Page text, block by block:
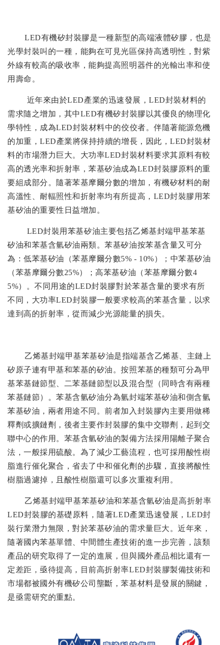
LED有機矽封裝膠是一種新型的高端液體矽膠，也是
光學封裝叫的一種，能夠在可見光區保持高透明性，對紫
外線有較高的吸收率，能夠提高照明器件的光輸出率和使
用壽命。
近年來由於LED產業的迅速發展，LED封裝材料的
需求隨之增加，其中LED有機矽封裝膠以其優良的物理化
學特性，成為LED封裝材料中的佼佼者。伴隨著能源危機
的加重，LED產業將保持持續的增長，因此，LED封裝材
料的市場潛力巨大。大功率LED封裝材料要求其原料有較
高的透光率和折射率，苯基矽油成為LED封裝膠原料的重
要組成部分。隨著苯基摩爾分數的增加，有機矽材料的耐
高溫性、耐輻照性和折射率均有所提高， LED封裝膠用苯
基矽油的重要性日益增加。
LED封裝用苯基矽油主要包括乙烯基封端甲基苯基
矽油和苯基含氫矽油兩類。苯基矽油按苯基含量又可分
為：低苯基矽油（苯基摩爾分數5% - 10%）；中苯基矽油
（苯基摩爾分數25%）；高苯基矽油（苯基摩爾分數4
5%）。不同用途的LED封裝膠對於苯基含量的要求有所
不同，大功率LED封裝膠一般要求較高的苯基含量，以求
達到高的折射率，從而減少光源能量的損失。
乙烯基封端甲基苯基矽油是指端基含乙烯基、主鏈上
矽原子連有甲基和苯基的矽油。按照苯基的種類可分為甲
基苯基鏈節型、二苯基鏈節型以及混合型（同時含有兩種
苯基鏈節）。苯基含氫矽油分為氫封端苯基矽油和側含氫
苯基矽油，兩者用途不同。前者加入封裝膠內主要用做稀
釋劑或擴鏈劑，後者主要作封裝膠的集中交聯劑，起到交
聯中心的作用。苯基含氫矽油的製備方法採用陽離子聚合
法，一般採用硫酸。為了減少工藝流程，也可採用酸性樹
脂進行催化聚合，省去了中和催化劑的步驟，直接將酸性
樹脂過濾掉，且酸性樹脂還可以多次重複利用。
乙烯基封端甲基苯基矽油和苯基含氫矽油是高折射率
LED封裝膠的基礎原料，隨著LED產業迅速發展， LED封
裝行業潛力無限，對於苯基矽油的需求量巨大。近年來，
隨著國內苯基單體、中間體生產技術的進一步完善，該類
產品的研究取得了一定的進展，但與國外產品相比還有一
定差距，亟待提高，目前高折射率LED封裝膠製備技術和
市場都被國外有機矽公司壟斷，苯基材料是發展的關鍵，
是亟需研究的重點。